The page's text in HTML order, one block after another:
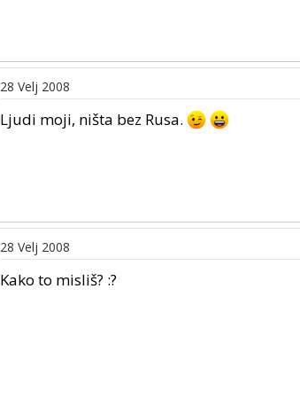
28 Velj 2008
Ljudi moji, ništa bez Rusa.
28 Velj 2008
Kako to misliš? :?